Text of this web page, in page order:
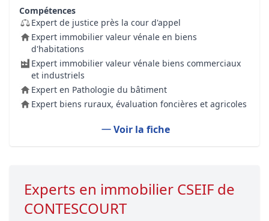
Compétences
Expert de justice près la cour d'appel
Expert immobilier valeur vénale en biens
d'habitations
Expert immobilier valeur vénale biens commerciaux
et industriels
Expert en Pathologie du bâtiment
Expert biens ruraux, évaluation foncières et agricoles
Voir la fiche
Experts en immobilier CSEIF de
CONTESCOURT